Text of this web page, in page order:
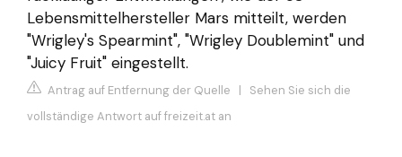
Lebensmittelhersteller Mars mitteilt, werden
"Wrigley's Spearmint", "Wrigley Doublemint" und
"Juicy Fruit" eingestellt.
Antrag auf Entfernung der Quelle | Sehen Sie sich die
vollständige Antwort auf freizeit.at an